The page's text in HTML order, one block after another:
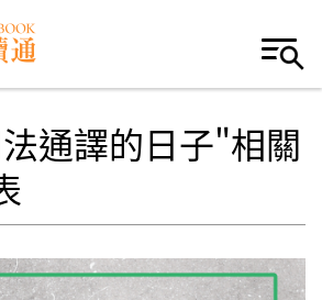
通譯的日子"相關